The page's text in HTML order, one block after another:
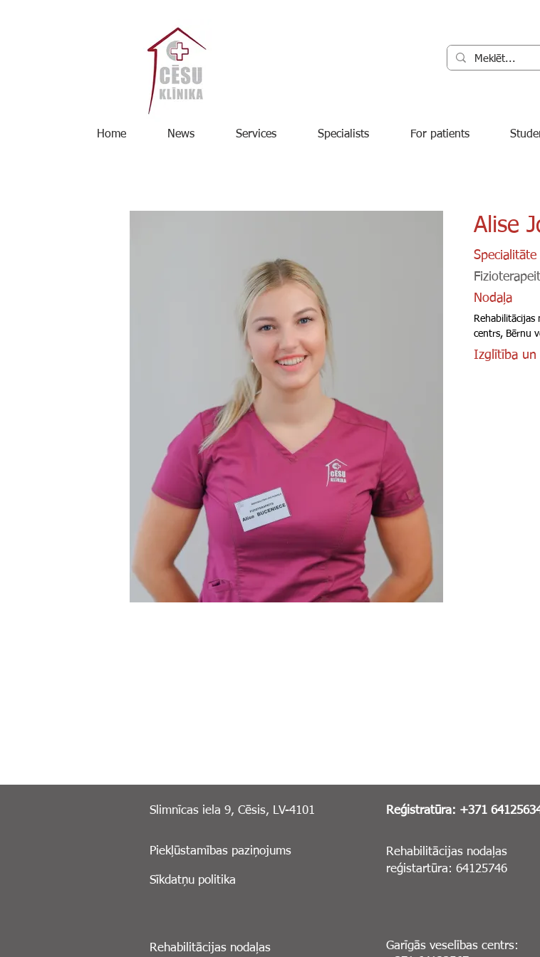
Home News Services Specialists For patients
Alise
Specialitāte
Nodaļa
Rehabilitācijas
centrs, Bērnu
Izglītība un
Slimnīcas iela 9, Cēsis, LV-4101 Reģistratūra: +371
Piekļūstamības paziņojums
Sīkdatņu politika
Rehabilitācijas nodaļas
reģistartūra: 64125746
Rehabilitācijas nodaļas
Garīgās veselības centrs: